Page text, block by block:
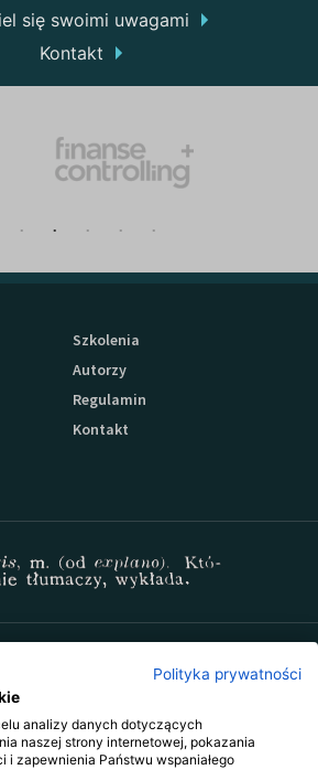
się swoimi uwagami
Kontakt
Szkolenia
Autorzy
Regulamin
Kontakt
Polityka prywatności
analizy danych dotyczących
naszej strony internetowej, pokazania
i zapewnienia Państwu wspaniałego